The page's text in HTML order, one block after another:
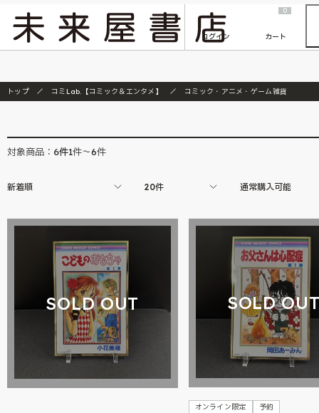
『ONE PIECE magazine 021 ONE PIECEカード付き同梱版』発売延期のご案内
ログイン
0
カート
トップ コミLab.【コミック＆エンタメ】 コミック・アニメ・ゲーム雑貨
対象商品： 6件1件～6件
新着順 20件 通常購入可能
SOLD OUT SOLD
オンライン限定 予約